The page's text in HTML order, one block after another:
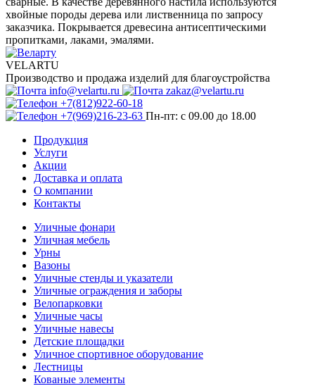
хвойные породы дерева или лиственница по запросу
заказчика. Покрывается древесина антисептическими
пропитками, лаками, эмалями.
VELARTU
Производство и продажа изделий для благоустройства
info@velartu.ru
zakaz@velartu.ru
+7(812)922-60-18
+7(969)216-23-63 Пн-пт: с 09.00 до 18.00
Продукция
Услуги
Акции
Доставка и оплата
О компании
Контакты
Уличные фонари
Уличная мебель
Урны
Вазоны
Уличные стенды и указатели
Уличные ограждения и заборы
Велопарковки
Уличные часы
Уличные навесы
Детские площадки
Уличное спортивное оборудование
Лестницы
Кованые элементы